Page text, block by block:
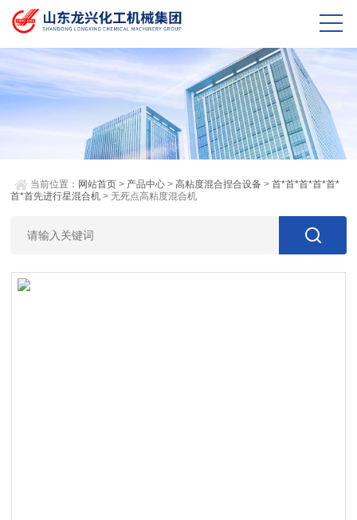
当前位置： 网站首页 > 产品中心 >高粘度混合捏合设备 >首*首*首*首*首*
首*首先进行星混合机 > 无死点高粘度混合机